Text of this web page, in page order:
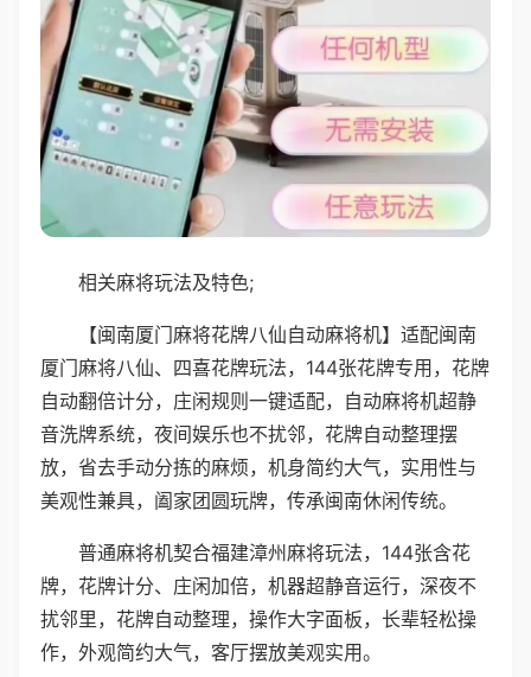
相关麻将玩法及特色;
【闽南厦门麻将花牌八仙自动麻将机】适配闽南
厦门麻将八仙、四喜花牌玩法，144张花牌专用，花牌
自动翻倍计分，庄闲规则一键适配，自动麻将机超静
音洗牌系统，夜间娱乐也不扰邻，花牌自动整理摆
放，省去手动分拣的麻烦，机身简约大气，实用性与
美观性兼具，阖家团圆玩牌，传承闽南休闲传统。
普通麻将机契合福建漳州麻将玩法，144张含花
牌，花牌计分、庄闲加倍，机器超静音运行，深夜不
扰邻里，花牌自动整理，操作大字面板，长辈轻松操
作，外观简约大气，客厅摆放美观实用。